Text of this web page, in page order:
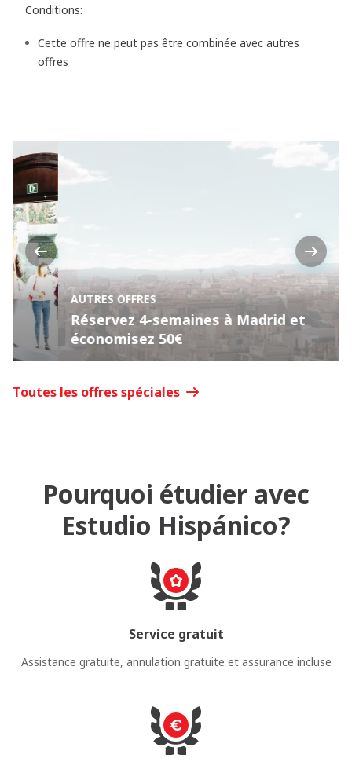
Conditions:
Cette offre ne peut pas être combinée avec autres
offres
AUTRES OFFRES
Réservez 4-semaines à Madrid et
économisez 50€
Toutes les offres spéciales
Pourquoi étudier avec
Estudio Hispánico?
Service gratuit
Assistance gratuite, annulation gratuite et assurance incluse